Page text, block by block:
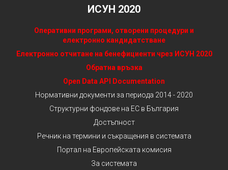
ИСУН 2020
Оперативни програми, отворени процедури и
електронно кандидатстване
Електронно отчитане на бенефициенти чрез ИСУН 2020
Обратна връзка
Open Data API Documentation
Нормативни документи за периода 2014 - 2020
Структурни фондове на ЕС в България
Достъпност
Речник на термини и съкращения в системата
Портал на Европейската комисия
За системата